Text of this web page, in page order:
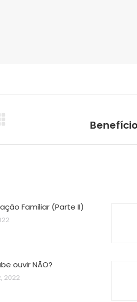
Familiar (Parte II)
ouvir NÃO?
2022